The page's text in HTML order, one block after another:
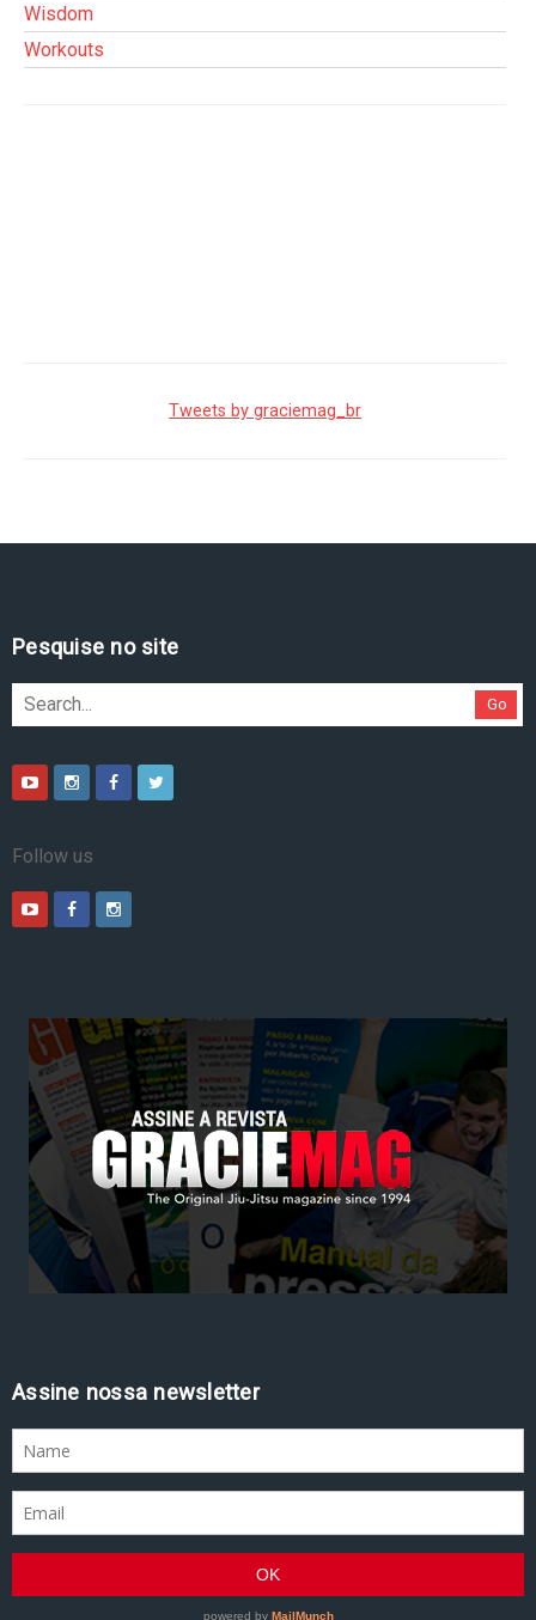
Wisdom
Workouts
Tweets by graciemag_br
Pesquise no site
Go
Follow us
Assine nossa newsletter